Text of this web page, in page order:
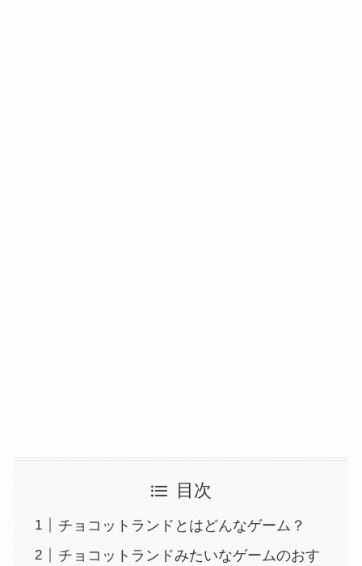
目次
チョコットランドとはどんなゲーム？
チョコットランドみたいなゲームのおす